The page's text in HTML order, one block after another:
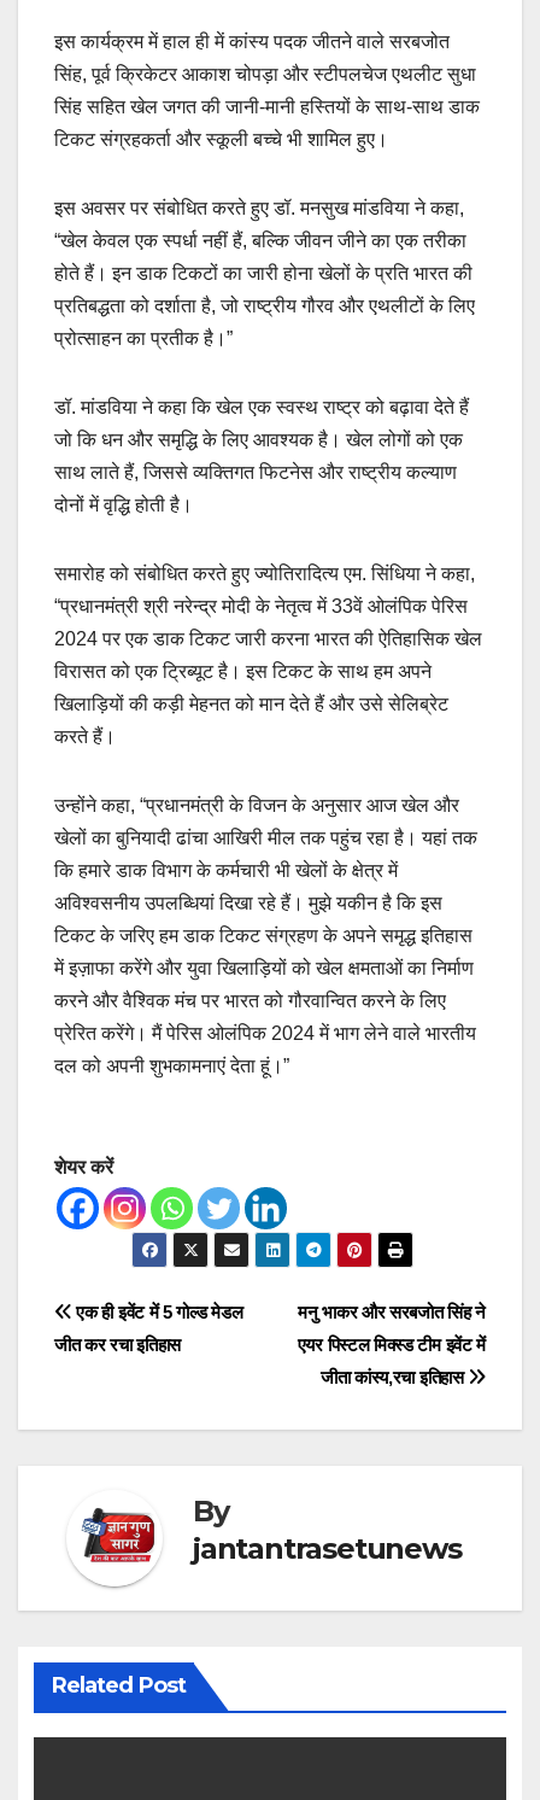
इस कार्यक्रम में हाल ही में कांस्य पदक जीतने वाले सरबजोत
सिंह, पूर्व क्रिकेटर आकाश चोपड़ा और स्टीपलचेज एथलीट सुधा
सिंह सहित खेल जगत की जानी-मानी हस्तियों के साथ-साथ डाक
टिकट संग्रहकर्ता और स्कूली बच्चे भी शामिल हुए।
इस अवसर पर संबोधित करते हुए डॉ. मनसुख मांडविया ने कहा,
“खेल केवल एक स्पर्धा नहीं हैं, बल्कि जीवन जीने का एक तरीका
होते हैं। इन डाक टिकटों का जारी होना खेलों के प्रति भारत की
प्रतिबद्धता को दर्शाता है, जो राष्ट्रीय गौरव और एथलीटों के लिए
प्रोत्साहन का प्रतीक है।”
डॉ. मांडविया ने कहा कि खेल एक स्वस्थ राष्ट्र को बढ़ावा देते हैं
जो कि धन और समृद्धि के लिए आवश्यक है। खेल लोगों को एक
साथ लाते हैं, जिससे व्यक्तिगत फिटनेस और राष्ट्रीय कल्याण
दोनों में वृद्धि होती है।
समारोह को संबोधित करते हुए ज्योतिरादित्य एम. सिंधिया ने कहा,
“प्रधानमंत्री श्री नरेन्द्र मोदी के नेतृत्व में 33वें ओलंपिक पेरिस
2024 पर एक डाक टिकट जारी करना भारत की ऐतिहासिक खेल
विरासत को एक ट्रिब्यूट है। इस टिकट के साथ हम अपने
खिलाड़ियों की कड़ी मेहनत को मान देते हैं और उसे सेलिब्रेट
करते हैं।
उन्होंने कहा, “प्रधानमंत्री के विजन के अनुसार आज खेल और
खेलों का बुनियादी ढांचा आखिरी मील तक पहुंच रहा है। यहां तक ​​​​
कि हमारे डाक विभाग के कर्मचारी भी खेलों के क्षेत्र में
अविश्वसनीय उपलब्धियां दिखा रहे हैं। मुझे यकीन है कि इस
टिकट के जरिए हम डाक टिकट संग्रहण के अपने समृद्ध इतिहास
में इज़ाफा करेंगे और युवा खिलाड़ियों को खेल क्षमताओं का निर्माण
करने और वैश्विक मंच पर भारत को गौरवान्वित करने के लिए
प्रेरित करेंगे। मैं पेरिस ओलंपिक 2024 में भाग लेने वाले भारतीय
दल को अपनी शुभकामनाएं देता हूं।”
शेयर करें
Post
navigation
मनु भाकर और सरबजोत सिंह ने
एयर पिस्टल मिक्स्ड टीम इवेंट में
जीता कांस्य,रचा इतिहास
एक ही इवेंट में 5 गोल्ड मेडल
जीत कर रचा इतिहास
By
jantantrasetunews
Related Post